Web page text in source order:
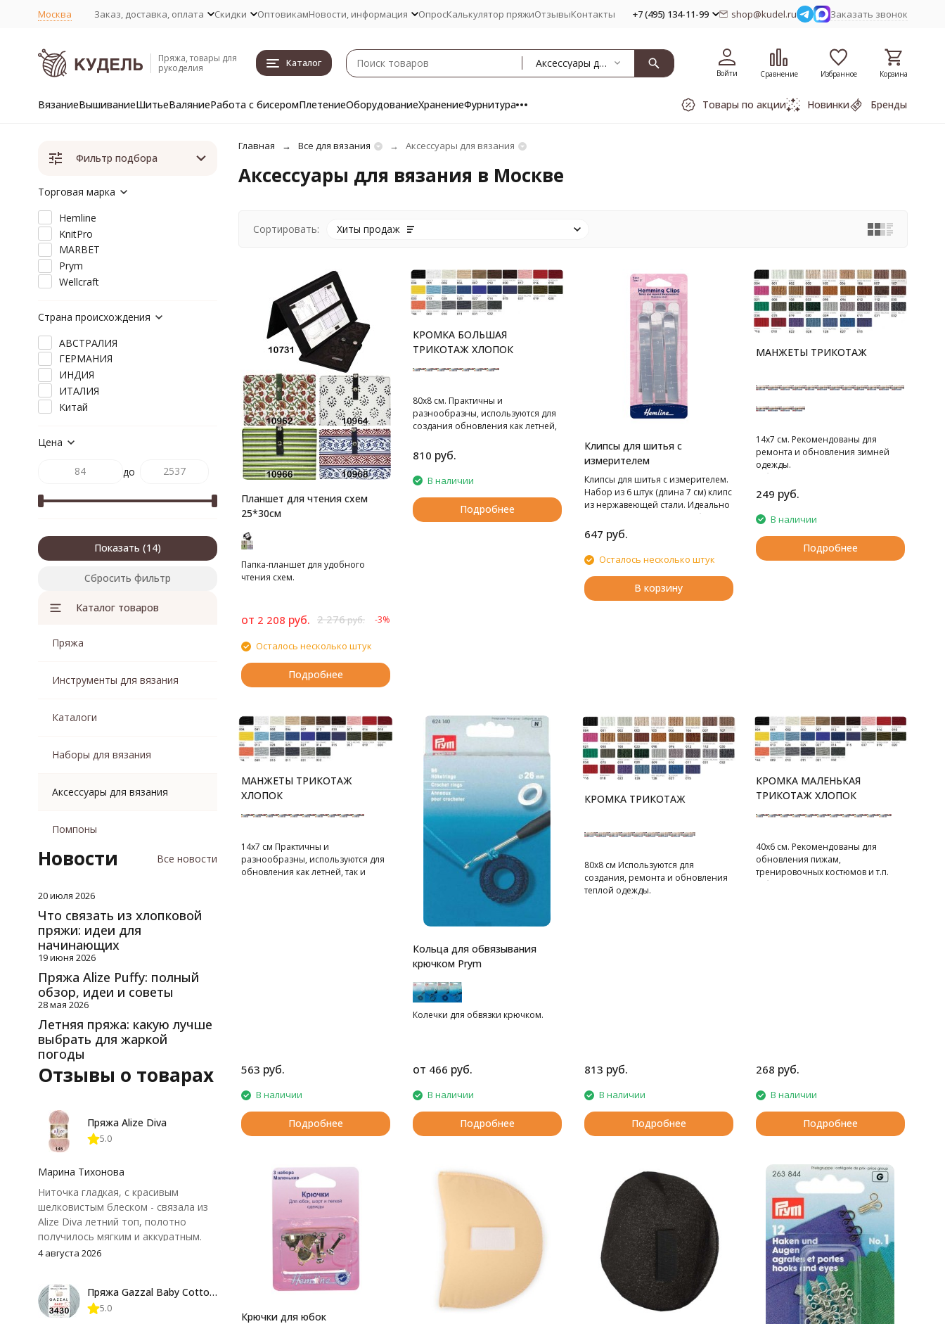
Москва Заказ, доставка, оплата Скидки ОптовикамНовости, информация ОпросКалькулятор пряжиОтзывыКонтакты +7 (495) 134-11-99 shop@kudel.ru Заказать звонок
Пряжа, товары для
рукоделия
Каталог Аксессуары для вязания
Войти Сравнение Избранное Корзина
ВязаниеВышиваниеШитьеВаляниеРабота с бисеромПлетениеОборудованиеХранениеФурнитура Товары по акции Новинки Бренды
Главная Все для вязания Аксессуары для вязания
Аксессуары для вязания в Москве
Сортировать: Хиты продаж
Планшет для чтения схем
25*30см
Папка-планшет для удобного
чтения схем.
от 2 208 руб. 2 276руб. -3%
Осталось несколько штук
Подробнее
КРОМКА БОЛЬШАЯ
ТРИКОТАЖ ХЛОПОК
80х8 см. Практичны и
разнообразны, используются для
создания обновления как летней,
80х8 см. В блистере 1 шт.
810 руб.
В наличии
Подробнее
Клипсы для шитья с
измерителем
Клипсы для шитья с измерителем.
Набор из 6 штук (длина 7 см) клипс
из нержавеющей стали. Идеально
подходит для подшива и обвяза
одежды, штор и одеял. Широкое
отверстие легко скользит по
нескольким слоям сложенной
ткани, а плоское основание
удерживает их в нужном
положении для шитья. Легко
647 руб.
Осталось несколько штук
В корзину
МАНЖЕТЫ ТРИКОТАЖ
14х7 см. Рекомендованы для
ремонта и обновления зимней
одежды.
В блистере 2 шт.
249 руб.
В наличии
Подробнее
МАНЖЕТЫ ТРИКОТАЖ
ХЛОПОК
14х7 см Практичны и
разнообразны, используются для
обновления как летней, так и
563 руб.
В наличии
Подробнее
Кольца для обвязывания
крючком Prym
Колечки для обвязки крючком.
от 466 руб.
В наличии
Подробнее
КРОМКА ТРИКОТАЖ
80х8 см Используются для
создания, ремонта и обновления
теплой одежды.
80х8 см. В блистере 1 шт.
813 руб.
В наличии
Подробнее
КРОМКА МАЛЕНЬКАЯ
ТРИКОТАЖ ХЛОПОК
40х6 см. Рекомендованы для
обновления пижам,
тренировочных костюмов и т.п.
В блистере 1 шт.
268 руб.
В наличии
Подробнее
Крючки для юбок
Фильтр подбора
Торговая марка
Hemline
KnitPro
MARBET
Prym
Wellcraft
Страна происхождения
АВСТРАЛИЯ
ГЕРМАНИЯ
ИНДИЯ
ИТАЛИЯ
Китай
Цена
до
Показать
Сбросить фильтр
Каталог товаров
Пряжа
Инструменты для вязания
Каталоги
Наборы для вязания
Аксессуары для вязания
Помпоны
Новости Все новости
20 июля 2026
Что связать из хлопковой
пряжи: идеи для
начинающих
19 июня 2026
Пряжа Alize Puffy: полный
обзор, идеи и советы
28 мая 2026
Летняя пряжа: какую лучше
выбрать для жаркой
погоды
Отзывы о товарах
Пряжа Alize Diva
5.0
Марина Тихонова
Ниточка гладкая, с красивым
шелковистым блеском - связала из
Alize Diva летний топ, полотно
получилось мягким и аккуратным.
Петли хорошо видны, вяжется
нюанс - пряжа немного скользит и
иногда расслаивается, пришлось
4 августа 2026
Пряжа Gazzal Baby Cotton 25
5.0